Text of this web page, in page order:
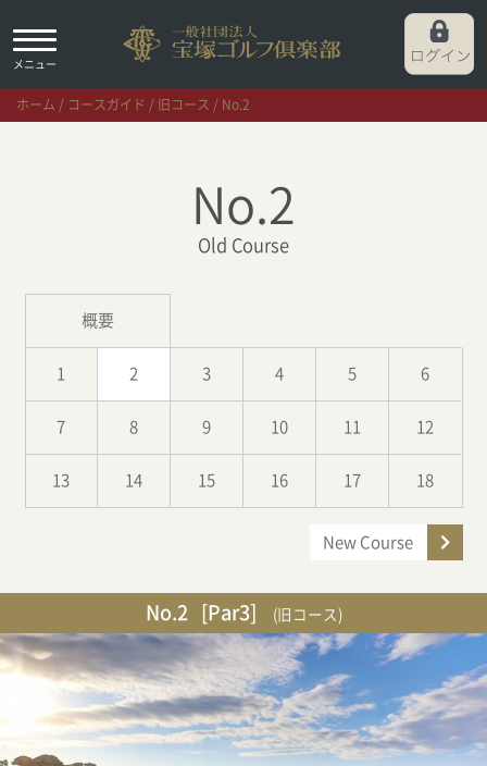
ホーム コースガイド 旧コース No.2
No.2
Old Course
概要
1 2 3 4 5 6
7 8 9 10 11 12
13 14 15 16 17 18
New Course
No.2 [Par3] (旧コース)